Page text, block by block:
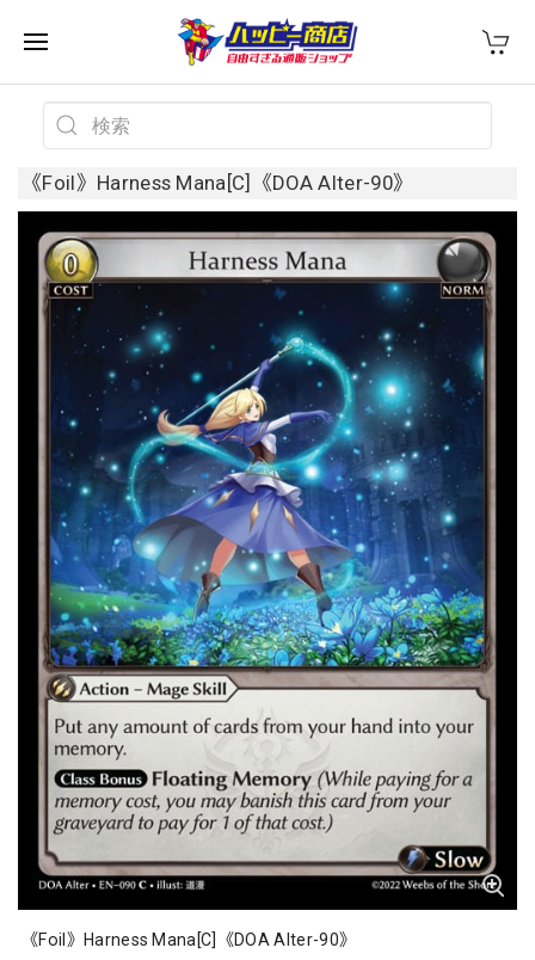
《Foil》Harness Mana[C]《DOA Alter-90》
《Foil》Harness Mana[C]《DOA Alter-90》